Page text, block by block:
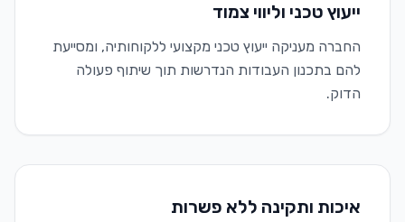
ייעוץ טכני וליווי צמוד
החברה מעניקה ייעוץ טכני מקצועי ללקוחותיה, ומסייעת
להם בתכנון העבודות הנדרשות תוך שיתוף פעולה
הדוק.
איכות ותקינה ללא פשרות